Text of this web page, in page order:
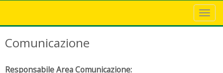
Comunicazione
Responsabile Area Comunicazione: